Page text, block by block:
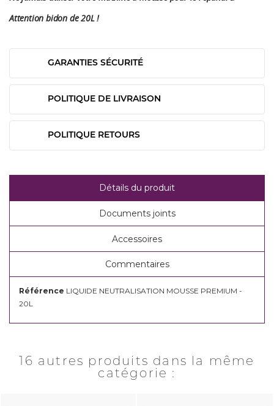
Attention bidon de 20L !
GARANTIES SÉCURITÉ
POLITIQUE DE LIVRAISON
POLITIQUE RETOURS
Détails du produit
Documents joints
Accessoires
Commentaires
Référence LIQUIDE NEUTRALISATION MOUSSE PREMIUM -
20L
16 autres produits dans la même
catégorie :